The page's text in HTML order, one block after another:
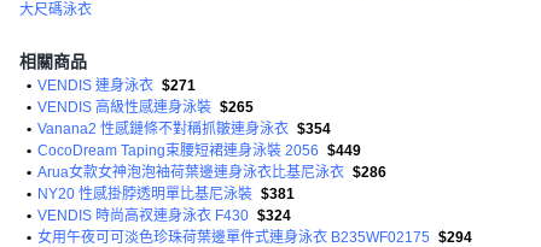
大尺碼泳衣
相關商品
• VENDIS 連身泳衣 $271
• VENDIS 高級性感連身泳裝 $265
• Vanana2 性感鏈條不對稱抓皺連身泳衣 $354
• CocoDream Taping束腰短裙連身泳裝 2056 $449
• Arua女款女神泡泡袖荷葉邊連身泳衣比基尼泳衣 $286
• NY20 性感掛脖透明單比基尼泳裝 $381
• VENDIS 時尚高衩連身泳衣 F430 $324
• 女用午夜可可淡色珍珠荷葉邊單件式連身泳衣 B235WF02175 $294